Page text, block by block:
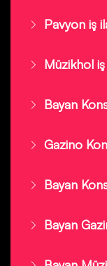
Pavyon iş
Müzikhol iş
Bayan
Gazino
Bayan
Bayan